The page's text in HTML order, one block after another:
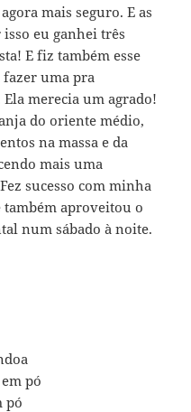
mais seguro. E as
eu ganhei três
E fiz também esse
fazer uma pra
merecia um agrado!
do oriente médio,
na massa e da
mais uma
sucesso com minha
aproveitou o
num sábado à noite.
pó
pó